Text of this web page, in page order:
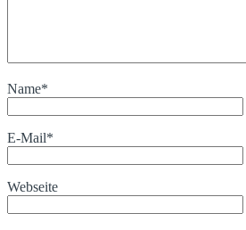
Name*
E-Mail*
Webseite